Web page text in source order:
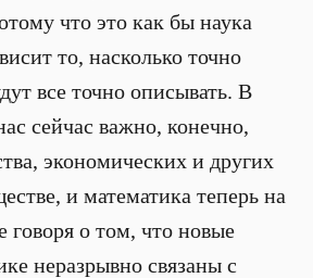
что это как бы наука
то, насколько точно
все точно описывать. В
сейчас важно, конечно,
экономических и других
и математика теперь на
говоря о том, что новые
неразрывно связаны с